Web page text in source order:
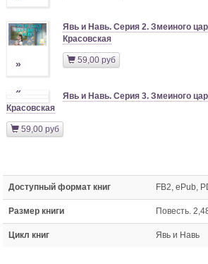
»
Явь и Навь. Серия 2. Змеиного
Красовская
59,00 руб
»
Явь и Навь. Серия 3. Змеиного
Красовская
59,00 руб
Доступный формат книг FB2, ePub,
Размер книги Повесть.
Цикл книг Явь и Навь